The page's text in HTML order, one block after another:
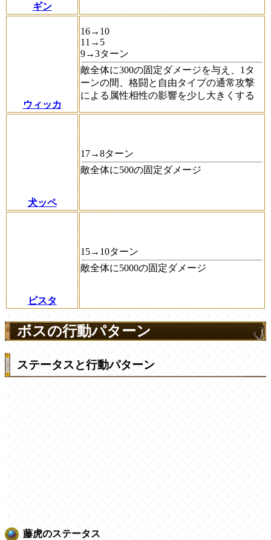
ギン
ウィッカ
16→10
11→5
9→3ターン
敵全体に300の固定ダメージを与え、1タ
ーンの間、格闘と自由タイプの通常攻撃
による属性相性の影響を少し大きくする
犬ッペ
17→8ターン
敵全体に500の固定ダメージ
ビスタ
15→10ターン
敵全体に5000の固定ダメージ
ボスの行動パターン
ステータスと行動パターン
藤虎のステータス